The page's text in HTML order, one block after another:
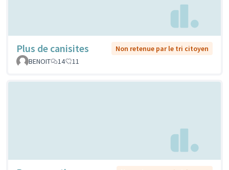
Plus de canisites
Non retenue par le tri citoyen
BENOIT
14 11